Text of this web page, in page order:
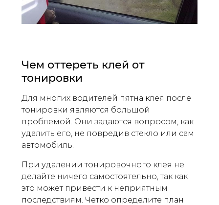
Чем оттереть клей от
тонировки
Для многих водителей пятна клея после
тонировки являются большой
проблемой. Они задаются вопросом, как
удалить его, не повредив стекло или сам
автомобиль.
При удалении тонировочного клея не
делайте ничего самостоятельно, так как
это может привести к неприятным
последствиям. Четко определите план